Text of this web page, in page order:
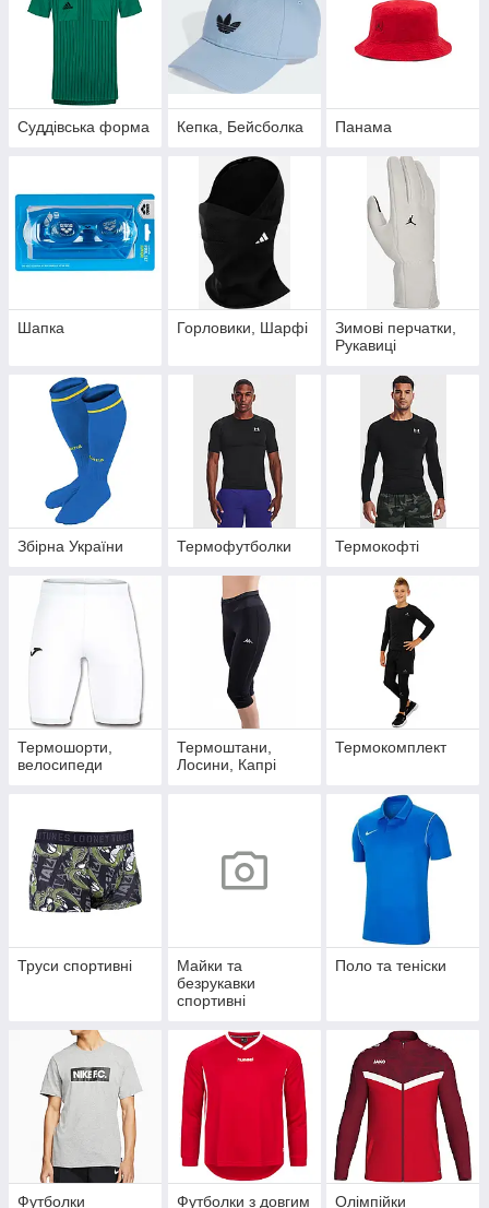
Суддівська форма Кепка, Бейсболка Панама
Шапка Горловики, Шарфі
Зимові перчатки,
Рукавиці
Збірна України Термофутболки Термокофті
Термошорти,
велосипеди
Термоштани,
Лосини, Капрі
Термокомплект
Труси спортивні
Майки та
безрукавки
спортивні
Поло та теніски
Футболки
Футболки з довгим
Олімпійки